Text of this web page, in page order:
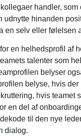
handler,
udnytte hinanden
en selv eller følelsen
en helhedsprofil af
talenter som
belyser
belyse, hvis
hvis
en del af
til den nye
dialog.